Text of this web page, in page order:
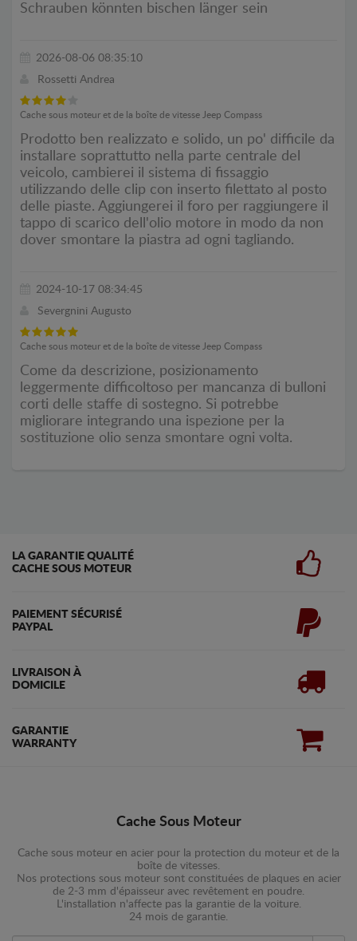
Schrauben könnten bischen länger sein
2026-08-06 08:35:10
Rossetti Andrea
Cache sous moteur et de la boîte de vitesse Jeep Compass
Prodotto ben realizzato e solido, un po' difficile da
installare soprattutto nella parte centrale del
veicolo, cambierei il sistema di fissaggio
utilizzando delle clip con inserto filettato al posto
delle piaste. Aggiungerei il foro per raggiungere il
tappo di scarico dell'olio motore in modo da non
dover smontare la piastra ad ogni tagliando.
2024-10-17 08:34:45
Severgnini Augusto
Cache sous moteur et de la boîte de vitesse Jeep Compass
Come da descrizione, posizionamento
leggermente difficoltoso per mancanza di bulloni
corti delle staffe di sostegno. Si potrebbe
migliorare integrando una ispezione per la
sostituzione olio senza smontare ogni volta.
LA GARANTIE QUALITÉ
CACHE SOUS MOTEUR
PAIEMENT SÉCURISÉ
PAYPAL
LIVRAISON À
DOMICILE
GARANTIE
WARRANTY
Cache Sous Moteur
Cache sous moteur en acier pour la protection du moteur et de la
boîte de vitesses.
Nos protections sous moteur sont constituées de plaques en acier
de 2-3 mm d'épaisseur avec revêtement en poudre.
L'installation n'affecte pas la garantie de la voiture.
24 mois de garantie.